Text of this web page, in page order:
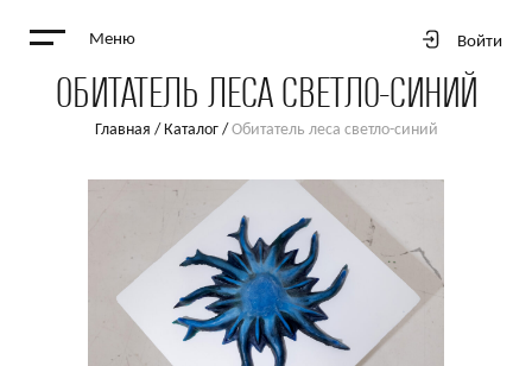
Меню Войти
ОБИТАТЕЛЬ ЛЕСА СВЕТЛО-СИНИЙ
Главная / Каталог/ Обитатель леса светло-синий